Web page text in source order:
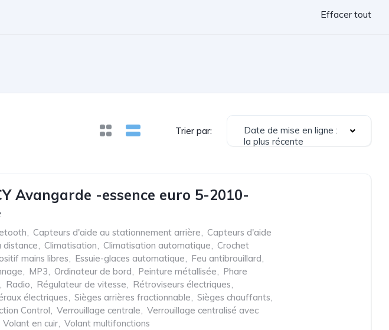
Effacer tout
Trier par:
Date de mise en ligne :
la plus récente
Avangarde -essence euro 5-2010-
, Capteurs d'aide au stationnement arrière, Capteurs d'aide
distance, Climatisation, Climatisation automatique, Crochet
mains libres, Essuie-glaces automatique, Feu antibrouillard,
, MP3, Ordinateur de bord, Peinture métallisée, Phare
, Radio, Régulateur de vitesse, Rétroviseurs électriques,
électriques, Sièges arrières fractionnable, Sièges chauffants,
Control, Verrouillage centrale, Verrouillage centralisé avec
Volant en cuir, Volant multifonctions